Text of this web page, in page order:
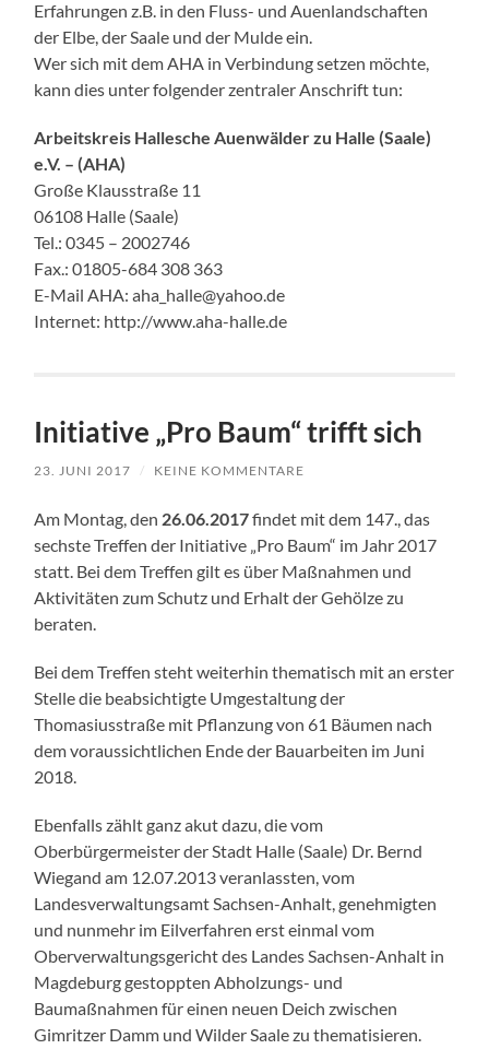
Erfahrungen z.B. in den Fluss- und Auenlandschaften
der Elbe, der Saale und der Mulde ein.
Wer sich mit dem AHA in Verbindung setzen möchte,
kann dies unter folgender zentraler Anschrift tun:
Arbeitskreis Hallesche Auenwälder zu Halle (Saale)
e.V. – (AHA)
Große Klausstraße 11
06108 Halle (Saale)
Tel.: 0345 – 2002746
Fax.: 01805-684 308 363
E-Mail AHA: aha_halle@yahoo.de
Internet: http://www.aha-halle.de
Initiative „Pro Baum“ trifft sich
23. JUNI 2017 / KEINE KOMMENTARE
Am Montag, den 26.06.2017findet mit dem 147., das
sechste Treffen der Initiative „Pro Baum“ im Jahr 2017
statt. Bei dem Treffen gilt es über Maßnahmen und
Aktivitäten zum Schutz und Erhalt der Gehölze zu
beraten.
Bei dem Treffen steht weiterhin thematisch mit an erster
Stelle die beabsichtigte Umgestaltung der
Thomasiusstraße mit Pflanzung von 61 Bäumen nach
dem voraussichtlichen Ende der Bauarbeiten im Juni
2018.
Ebenfalls zählt ganz akut dazu, die vom
Oberbürgermeister der Stadt Halle (Saale) Dr. Bernd
Wiegand am 12.07.2013 veranlassten, vom
Landesverwaltungsamt Sachsen-Anhalt, genehmigten
und nunmehr im Eilverfahren erst einmal vom
Oberverwaltungsgericht des Landes Sachsen-Anhalt in
Magdeburg gestoppten Abholzungs- und
Baumaßnahmen für einen neuen Deich zwischen
Gimritzer Damm und Wilder Saale zu thematisieren.